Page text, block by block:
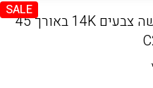
SALE
שרשרת חוליות מזהב שלושה צבעים 14K באורך 45